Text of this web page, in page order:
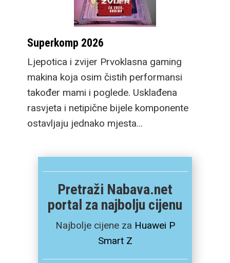
Superkomp 2026
Ljepotica i zvijer Prvoklasna gaming
makina koja osim čistih performansi
također mami i poglede. Usklađena
rasvjeta i netipične bijele komponente
ostavljaju jednako mjesta…
Pretraži Nabava.net
portal za najbolju cijenu
Najbolje cijene za Huawei P
Smart Z